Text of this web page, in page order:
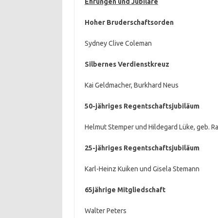
Hoher Bruderschaftsorden
Sydney Clive Coleman
Silbernes Verdienstkreuz
Kai Geldmacher, Burkhard Neus
50-jähriges Regentschaftsjubiläum
Helmut Stemper und Hildegard Lüke, geb.
25-jähriges Regentschaftsjubiläum
Karl-Heinz Kuiken und Gisela Stemann
65jährige Mitgliedschaft
Walter Peters